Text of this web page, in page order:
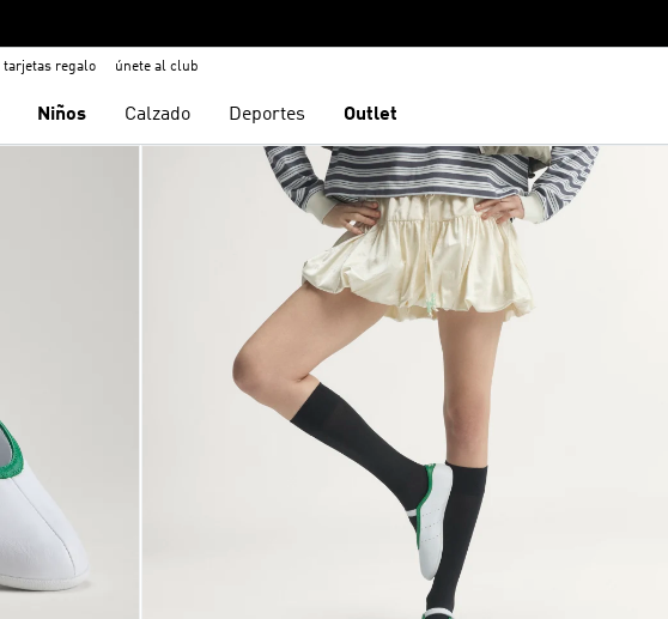
tarjetas regalo únete al club
Niños Calzado Deportes Outlet